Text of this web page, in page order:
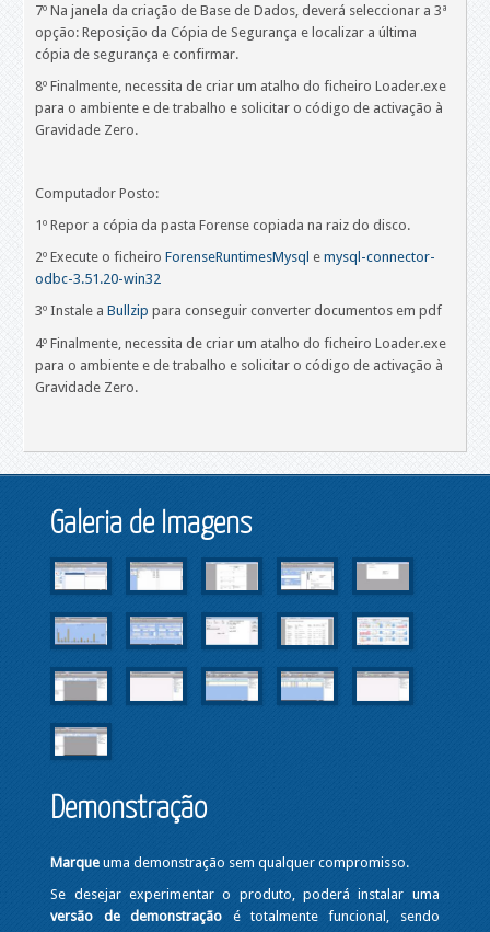
7º Na janela da criação de Base de Dados, deverá seleccionar a 3ª
opção: Reposição da Cópia de Segurança e localizar a última
cópia de segurança e confirmar.
8º Finalmente, necessita de criar um atalho do ficheiro Loader.exe
para o ambiente e de trabalho e solicitar o código de activação à
Gravidade Zero.
Computador Posto:
1º Repor a cópia da pasta Forense copiada na raiz do disco.
2º Execute o ficheiroForenseRuntimesMysql emysql-connector-
odbc-3.51.20-win32
3º Instale aBullzip para conseguir converter documentos em pdf
4º Finalmente, necessita de criar um atalho do ficheiro Loader.exe
para o ambiente e de trabalho e solicitar o código de activação à
Gravidade Zero.
Galeria de Imagens
Demonstração
Marqueuma demonstração sem qualquer compromisso.
Se desejar experimentar o produto, poderá instalar uma
versão de demonstração é totalmente funcional, sendo